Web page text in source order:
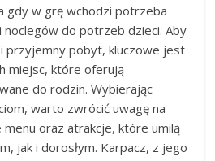
gdy w grę wchodzi potrzeba
do potrzeb dzieci. Aby
przyjemny pobyt, kluczowe jest
miejsc, które oferują
do rodzin. Wybierając
warto zwrócić uwagę na
menu oraz atrakcje, które umilą
jak i dorosłym. Karpacz, z jego